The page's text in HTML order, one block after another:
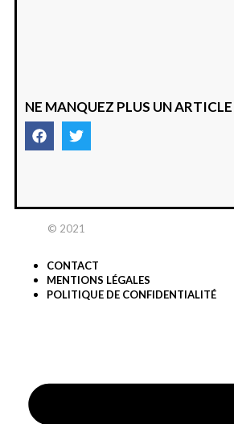
NE MANQUEZ PLUS UN ARTICLE
© 2021
CONTACT
MENTIONS LÉGALES
POLITIQUE DE CONFIDENTIALITÉ